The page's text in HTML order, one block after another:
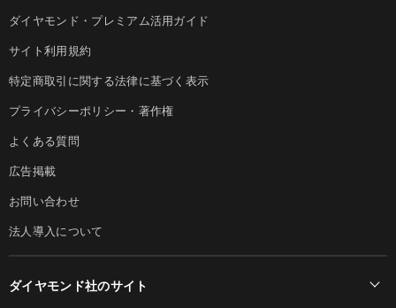
ダイヤモンド・プレミアム活用ガイド
サイト利用規約
特定商取引に関する法律に基づく表示
プライバシーポリシー・著作権
よくある質問
広告掲載
お問い合わせ
法人導入について
ダイヤモンド社のサイト